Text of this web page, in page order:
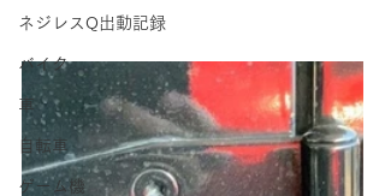
ネジレスQ出動記録
バイク
車
自転車
ゲーム機